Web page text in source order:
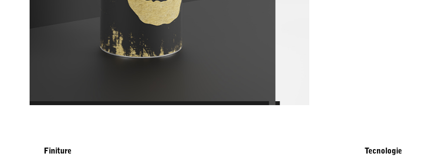
Finiture Tecnologie